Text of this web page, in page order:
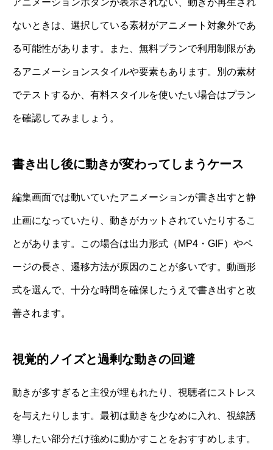
アニメーションボタンが表示されない、動きが再生され
ないときは、選択している素材がアニメート対象外であ
る可能性があります。また、無料プランで利用制限があ
るアニメーションスタイルや要素もあります。別の素材
でテストするか、有料スタイルを使いたい場合はプラン
を確認してみましょう。
書き出し後に動きが変わってしまうケース
編集画面では動いていたアニメーションが書き出すと静
止画になっていたり、動きがカットされていたりするこ
とがあります。この場合は出力形式（MP4・GIF）やペ
ージの長さ、遷移方法が原因のことが多いです。動画形
式を選んで、十分な時間を確保したうえで書き出すと改
善されます。
視覚的ノイズと過剰な動きの回避
動きが多すぎると主役が埋もれたり、視聴者にストレス
を与えたりします。最初は動きを少なめに入れ、視線誘
導したい部分だけ強めに動かすことをおすすめします。